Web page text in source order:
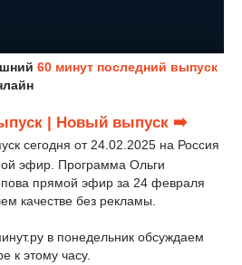
60 минут последний выпуск
| Новый выпуск ➡️
сегодня от 24.02.2025 на Россия
эфир. Программа Ольги
прямой эфир за 24 февраля
качестве без рекламы.
в понедельник обсуждаем
к этому часу.